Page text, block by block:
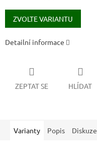
Měrná
cena:
ZVOLTE VARIANTU
Detailní informace
ZEPTAT SE HLÍDAT
Varianty Popis Diskuze